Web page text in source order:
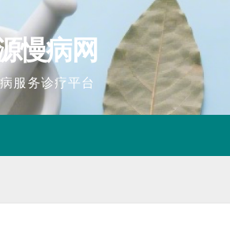
慢病网
服务诊疗平台